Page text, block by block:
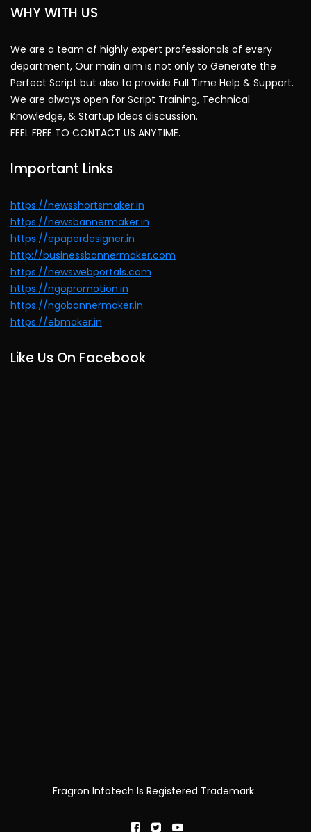
WHY WITH US
We are a team of highly expert professionals of every
department, Our main aim is not only to Generate the
Perfect Script but also to provide Full Time Help & Support.
We are always open for Script Training, Technical
Knowledge, & Startup Ideas discussion.
FEEL FREE TO CONTACT US ANYTIME.
Important Links
https://newsshortsmaker.in
https://newsbannermaker.in
https://epaperdesigner.in
http://businessbannermaker.com
https://newswebportals.com
https://ngopromotion.in
https://ngobannermaker.in
https://ebmaker.in
Like Us On Facebook
Fragron Infotech Is Registered Trademark.